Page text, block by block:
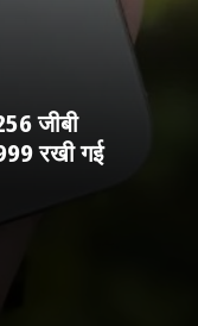
जीबी
रखी गई